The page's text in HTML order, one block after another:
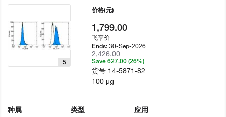
5
种属
类型
应用
价格(元)
1,799.00
飞享价
Ends:30-Sep-2026
2,426.00
Save 627.00 (26%)
货号 14-5871-82
100 µg